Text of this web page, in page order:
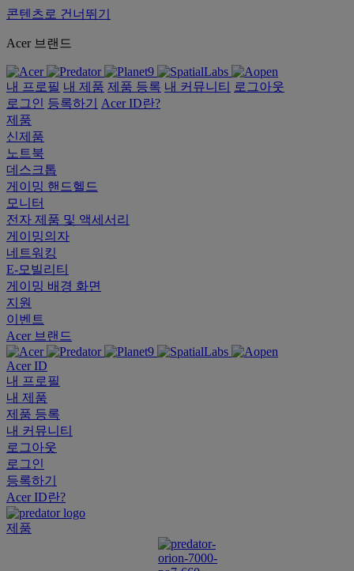
콘텐츠로 건너뛰기
Acer 브랜드
내 프로필 내 제품 제품 등록 내 커뮤니티
로그아웃
로그인
등록하기
Acer ID란?
제품
신제품
노트북
데스크톱
게이밍 핸드헬드
모니터
전자 제품 및 액세서리
게이밍의자
네트워킹
E-모빌리티
게이밍 배경 화면
지원
이벤트
Acer 브랜드
Acer ID
내 프로필
내 제품
제품 등록
내 커뮤니티
로그아웃
로그인
등록하기
Acer ID란?
제품